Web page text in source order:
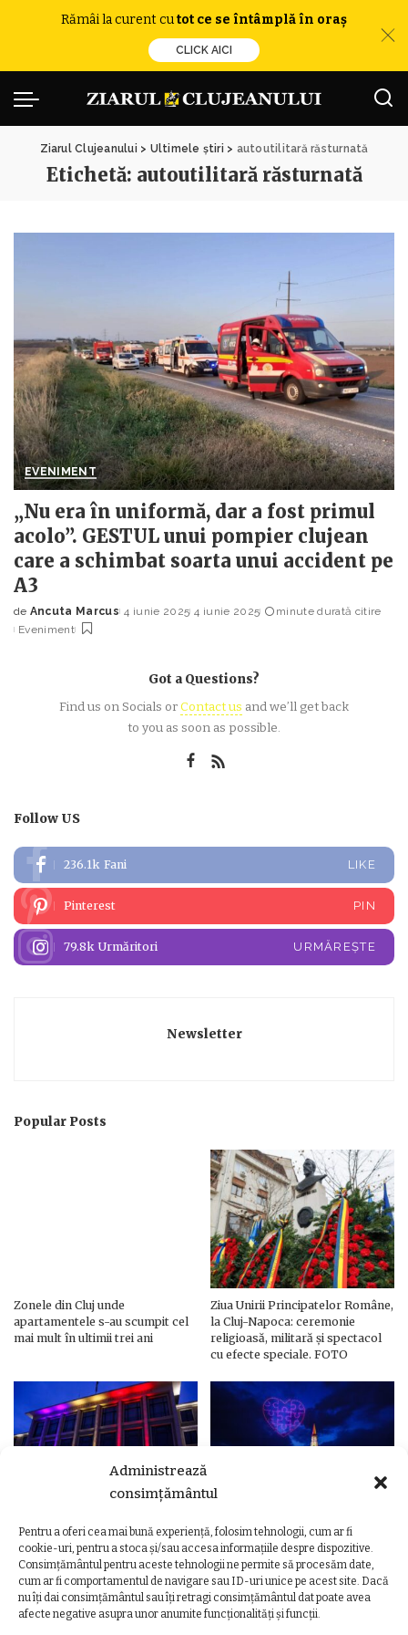
Administrează
consimțământul
Pentru a oferi cea mai bună experiență, folosim tehnologii, cum ar fi
cookie-uri, pentru a stoca și/sau accesa informațiile despre dispozitive.
Consimțământul pentru aceste tehnologii ne permite să procesăm date,
cum ar fi comportamentul de navigare sau ID-uri unice pe acest site. Dacă
nu îți dai consimțământul sau îți retragi consimțământul dat poate avea
afecte negative asupra unor anumite funcționalități și funcții.
Rămâi la curent cutot ce se întâmplă în oraș
CLICK AICI
Ziarul Clujeanului > Ultimele știri > autoutilitară răsturnată
Etichetă: autoutilitară răsturnată
EVENIMENT
„Nu era în uniformă, dar a fost primul
acolo”. GESTUL unui pompier clujean
care a schimbat soarta unui accident pe
A3
Posted
by
de Ancuta Marcus 4 iunie 2025 4 iunie 2025
minute durată citire
Eveniment
Got a Questions?
Find us on Socials orContact us and we’ll get back
to you as soon as possible.
Follow US
236.1k Fani LIKE
Pinterest PIN
79.8k Urmăritori URMĂREȘTE
Newsletter
Popular Posts
Zonele din Cluj unde
apartamentele s-au scumpit cel
mai mult în ultimii trei ani
Ziua Unirii Principatelor Române,
la Cluj-Napoca: ceremonie
religioasă, militară și spectacol
cu efecte speciale. FOTO
Ziua Unirii Principatelor Române
– Clădiri și poduri din Cluj,
iluminate în culorile drapelului
Ziua Unirii la Cluj-Napoca.
Programul complet al
evenimentelor